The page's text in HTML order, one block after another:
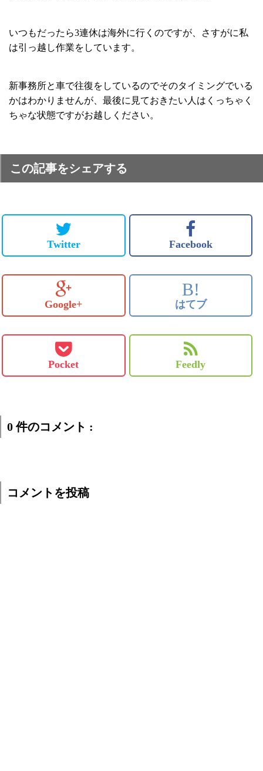
いつもだったら3連休は海外に行くのですが、さすがに私
は引っ越し作業をしています。
新事務所と車で往復をしているのでそのタイミングでいる
かはわかりませんが、最後に見ておきたい人はくっちゃく
ちゃな状態ですがお越しください。
この記事をシェアする
Twitter Facebook
Google+
B!
はてブ
Pocket Feedly
0 件のコメント :
コメントを投稿